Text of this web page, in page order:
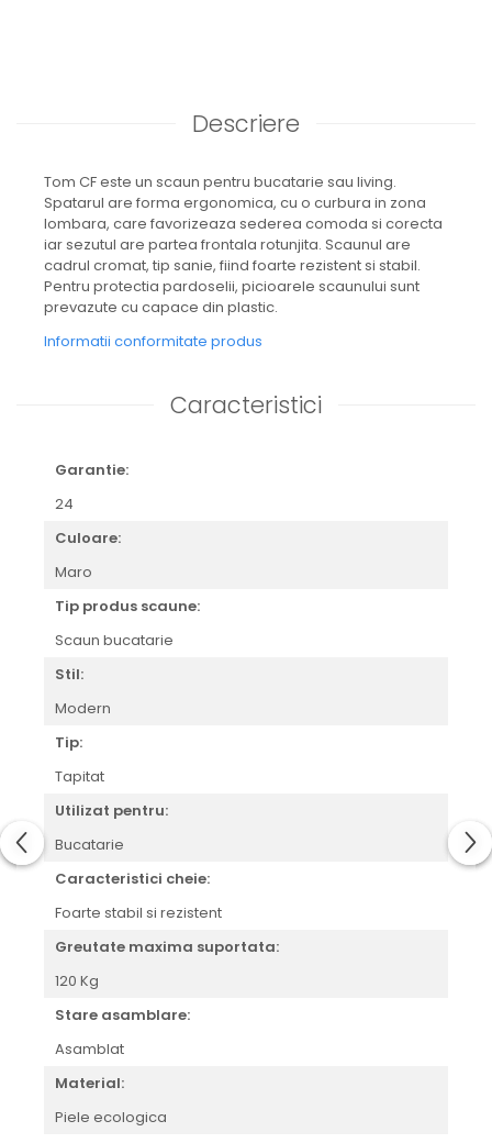
Descriere
Tom CF este un scaun pentru bucatarie sau living.
Spatarul are forma ergonomica, cu o curbura in zona
lombara, care favorizeaza sederea comoda si corecta
iar sezutul are partea frontala rotunjita. Scaunul are
cadrul cromat, tip sanie, fiind foarte rezistent si stabil.
Pentru protectia pardoselii, picioarele scaunului sunt
prevazute cu capace din plastic.
Informatii conformitate produs
Caracteristici
Garantie:
24
Culoare:
Maro
Tip produs scaune:
Scaun bucatarie
Stil:
Modern
Tip:
Tapitat
Utilizat pentru:
Bucatarie
Caracteristici cheie:
Foarte stabil si rezistent
Greutate maxima suportata:
120 Kg
Stare asamblare:
Asamblat
Material:
Piele ecologica